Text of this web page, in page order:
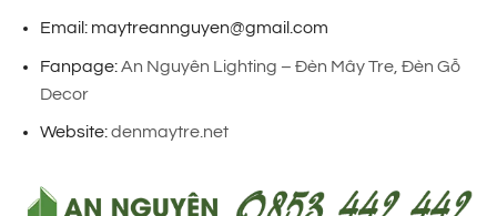
Email: maytreannguyen@gmail.com
Fanpage:An Nguyên Lighting – Đèn Mây Tre, Đèn Gỗ
Decor
Website:denmaytre.net